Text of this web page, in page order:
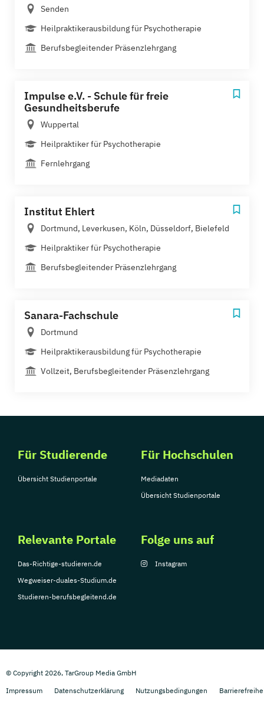
Senden
Heilpraktikerausbildung für Psychotherapie
Berufsbegleitender Präsenzlehrgang
Impulse e.V. - Schule für freie
Gesundheitsberufe
Wuppertal
Heilpraktiker für Psychotherapie
Fernlehrgang
Institut Ehlert
Dortmund, Leverkusen, Köln, Düsseldorf, Bielefeld
Heilpraktiker für Psychotherapie
Berufsbegleitender Präsenzlehrgang
Sanara-Fachschule
Dortmund
Heilpraktikerausbildung für Psychotherapie
Vollzeit, Berufsbegleitender Präsenzlehrgang
Für Studierende
Übersicht Studienportale
Für Hochschulen
Mediadaten
Übersicht Studienportale
Relevante Portale
Das-Richtige-studieren.de
Wegweiser-duales-Studium.de
Studieren-berufsbegleitend.de
Folge uns auf
Instagram
© Copyright 2026, TarGroup Media GmbH
Impressum
Datenschutzerklärung Nutzungsbedingungen